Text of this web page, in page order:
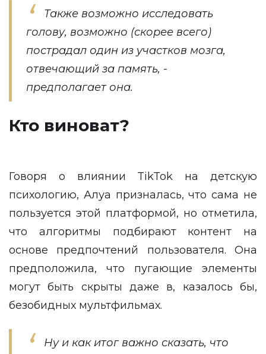
Также возможно исследовать
голову, возможно (скорее всего)
пострадал один из участков мозга,
отвечающий за память, -
предполагает она.
Кто виноват?
Говоря о влиянии TikTok на детскую
психологию, Алуа призналась, что сама не
пользуется этой платформой, но отметила,
что алгоритмы подбирают контент на
основе предпочтений пользователя. Она
предположила, что пугающие элементы
могут быть скрыты даже в, казалось бы,
безобидных мультфильмах.
Ну и как итог важно сказать, что